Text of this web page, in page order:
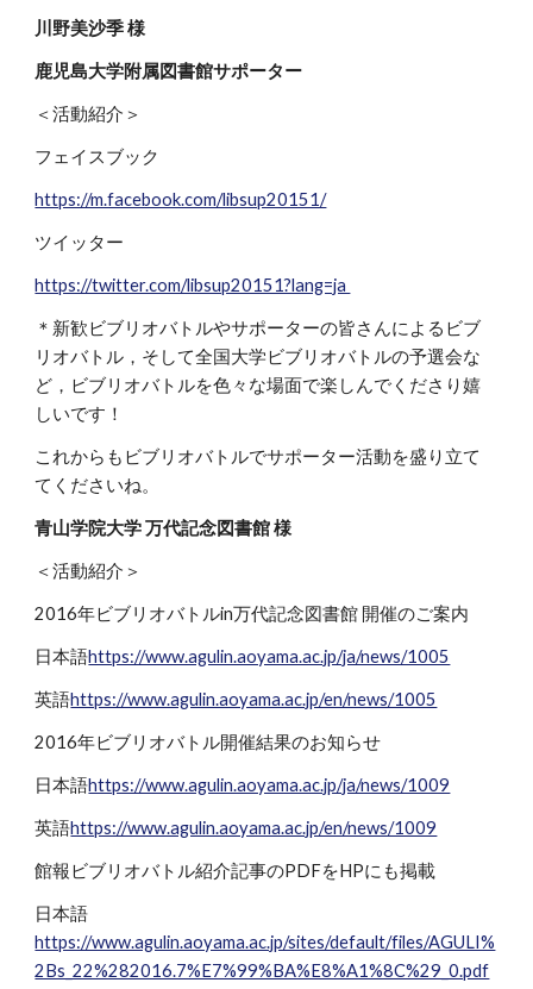
川野美沙季 様
鹿児島大学附属図書館サポーター
＜活動紹介＞
フェイスブック
https://m.facebook.com/libsup20151/
ツイッター
https://twitter.com/libsup20151?lang=ja
＊新歓ビブリオバトルやサポーターの皆さんによるビブ
リオバトル，そして全国大学ビブリオバトルの予選会な
ど，ビブリオバトルを色々な場面で楽しんでくださり嬉
しいです！
これからもビブリオバトルでサポーター活動を盛り立て
てくださいね。
青山学院大学 万代記念図書館 様
＜活動紹介＞
2016年ビブリオバトルin万代記念図書館 開催のご案内
日本語https://www.agulin.aoyama.ac.jp/ja/news/1005
英語https://www.agulin.aoyama.ac.jp/en/news/1005
2016年ビブリオバトル開催結果のお知らせ
日本語https://www.agulin.aoyama.ac.jp/ja/news/1009
英語https://www.agulin.aoyama.ac.jp/en/news/1009
館報ビブリオバトル紹介記事のPDFをHPにも掲載
日本語
https://www.agulin.aoyama.ac.jp/sites/default/files/AGULI%
2Bs_22%282016.7%E7%99%BA%E8%A1%8C%29_0.pdf